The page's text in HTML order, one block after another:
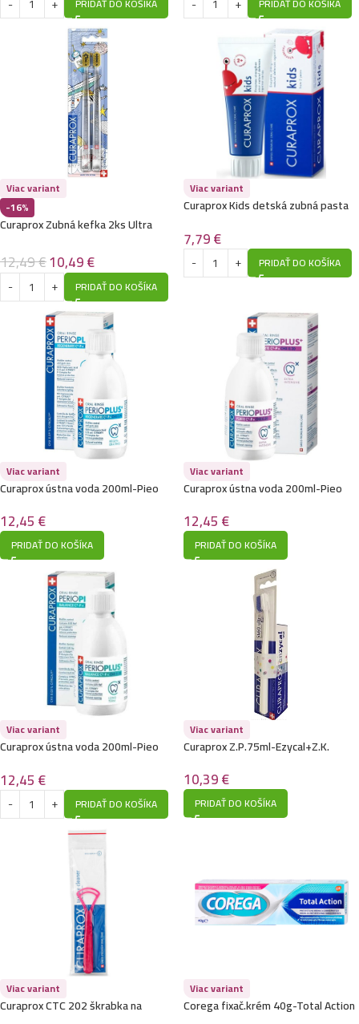
PRIDAŤ DO KOŠÍKA PRIDAŤ DO KOŠÍKA
-16%
Viac variant
Curaprox Zubná kefka 2ks Ultra
12,49€10,49€
PRIDAŤ DO KOŠÍKA
Viac variant
Curaprox Kids detská zubná pasta
7,79€
PRIDAŤ DO KOŠÍKA
Viac variant
Curaprox ústna voda 200ml-Pieo
12,45€
PRIDAŤ DO KOŠÍKA
Viac variant
Curaprox ústna voda 200ml-Pieo
12,45€
PRIDAŤ DO KOŠÍKA
Viac variant
Curaprox ústna voda 200ml-Pieo
12,45€
PRIDAŤ DO KOŠÍKA
Viac variant
Curaprox Z.P.75ml-Ezycal+Z.K.
10,39€
PRIDAŤ DO KOŠÍKA
Viac variant
Curaprox CTC 202 škrabka na
Viac variant
Corega fixač.krém 40g-Total Action